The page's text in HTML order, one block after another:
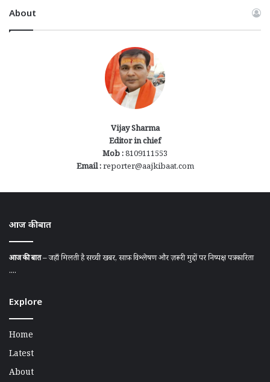
About
Vijay Sharma
Editor in chief
Mob :8109111553
Email :reporter@aajkibaat.com
आज की बात
आज की बात– जहाँ मिलती है सच्ची खबर, साफ़ विश्लेषण और ज़रूरी मुद्दों पर निष्पक्ष पत्रकारिता
....
Explore
Home
Latest
About